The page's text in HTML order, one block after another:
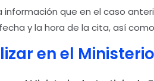
que en el caso
y la hora de la cita, así
en el